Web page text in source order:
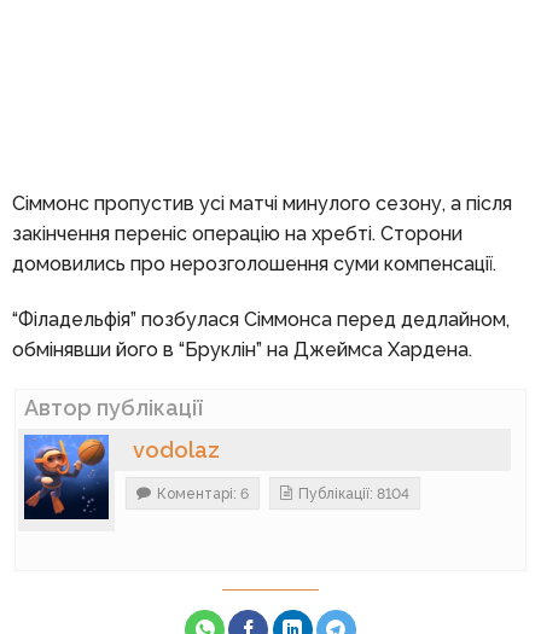
Сіммонс пропустив усі матчі минулого сезону, а після
закінчення переніс операцію на хребті. Сторони
домовились про нерозголошення суми компенсації.
“Філадельфія” позбулася Сіммонса перед дедлайном,
обмінявши його в “Бруклін” на Джеймса Хардена.
Автор публікації
vodolaz
Коментарі: 6 Публікації: 8104